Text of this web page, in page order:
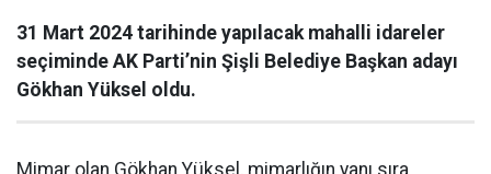
31 Mart 2024 tarihinde yapılacak mahalli idareler
seçiminde AK Parti’nin Şişli Belediye Başkan adayı
Gökhan Yüksel oldu.
Mimar olan Gökhan Yüksel, mimarlığın yanı sıra